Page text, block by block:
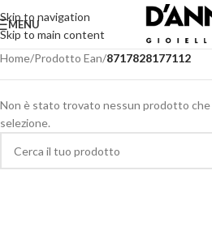
Skip to navigation
Skip to main content
MENU
Home/Prodotto Ean/8717828177112
Non è stato trovato nessun prodotto che
selezione.